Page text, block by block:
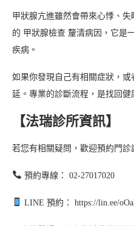
甲狀腺亢進雖然會帶來心悸、
的 甲狀腺檢查 釐清病因，它是
疾病。
如果你發現自己有相關症狀，
延。專業的診斷流程，是找回健
【法瑞診所資訊】
若您有相關疑問，歡迎預約門診
預約專線： 02-27017020
LINE 預約： https://lin.ee/